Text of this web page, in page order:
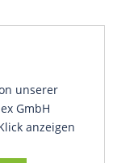
unserer
GmbH
anzeigen